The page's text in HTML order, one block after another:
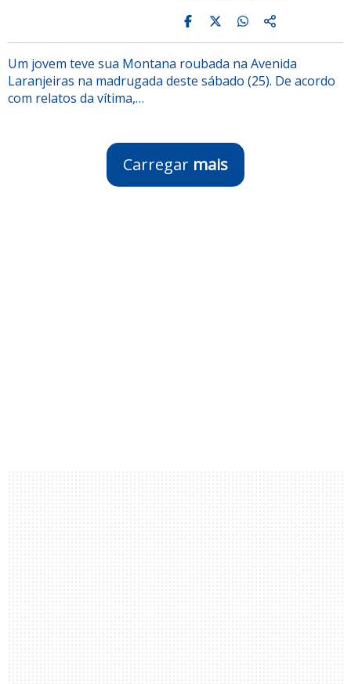
Um jovem teve sua Montana roubada na Avenida
Laranjeiras na madrugada deste sábado (25). De acordo
com relatos da vítima,…
Carregar mais